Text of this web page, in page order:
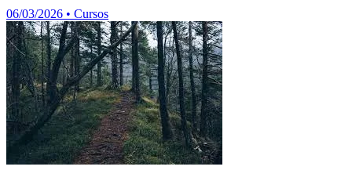
06/03/2026 • Cursos